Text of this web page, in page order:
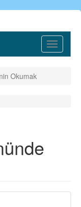
Toggle
Okumak